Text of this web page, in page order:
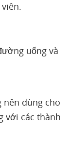
uống và
nên dùng cho
với các thành